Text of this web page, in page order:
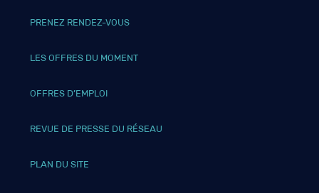
PRENEZ RENDEZ-VOUS
LES OFFRES DU MOMENT
OFFRES D’EMPLOI
REVUE DE PRESSE DU RÉSEAU
PLAN DU SITE